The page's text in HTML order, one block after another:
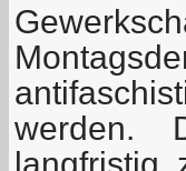
werden.
langfristig